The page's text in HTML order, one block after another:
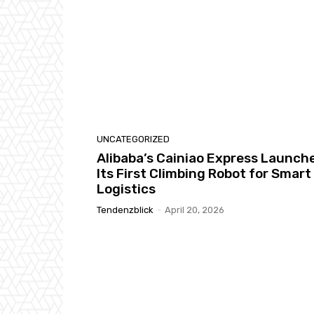
UNCATEGORIZED
Alibaba’s Cainiao Express
Its First Climbing Robot for Smart
Logistics
Tendenzblick - April 20, 2026